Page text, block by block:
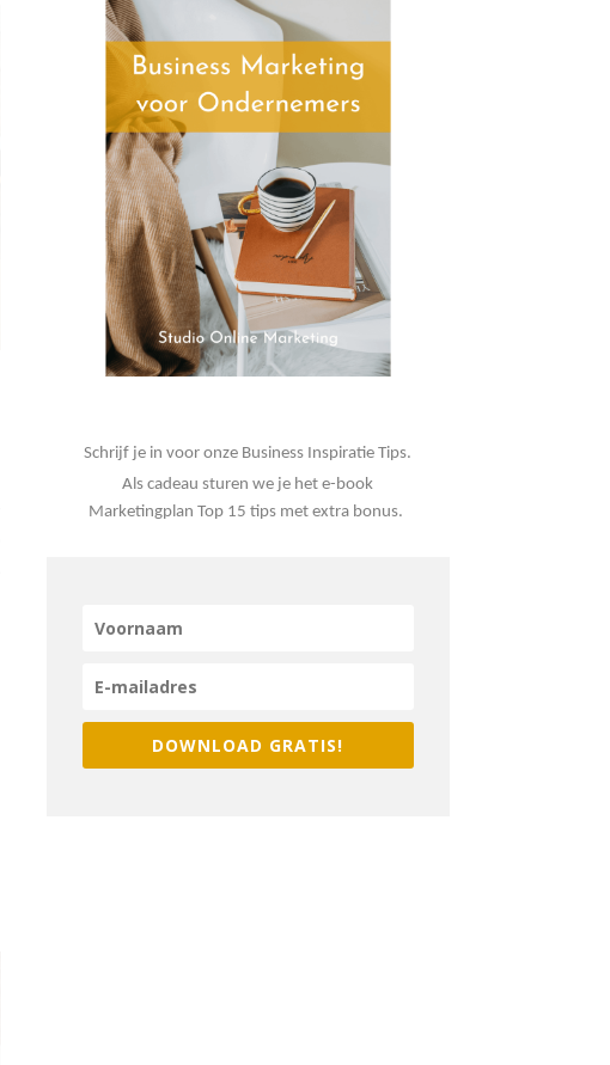
Het coachtraject met Audrey heeft me enorm geholpen om structuur aan te
Schrijf je in voor onze Business Inspiratie Tips.
Als cadeau sturen we je het e-book
Marketingplan Top 15 tips met extra bonus.
DOWNLOAD GRATIS!